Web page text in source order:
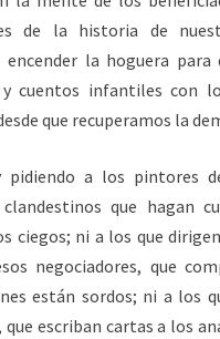
de la historia de
encender la hoguera
y cuentos infantiles con
que recuperamos la
pidiendo a los pintores
que hagan
ciegos; ni a los que
negociadores, que
están sordos; ni a los
escriban cartas a los